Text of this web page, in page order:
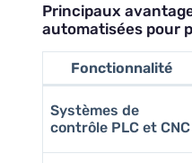
Principaux
automatisées pour
Fonctionnalité
Systèmes de
contrôle PLC et CNC